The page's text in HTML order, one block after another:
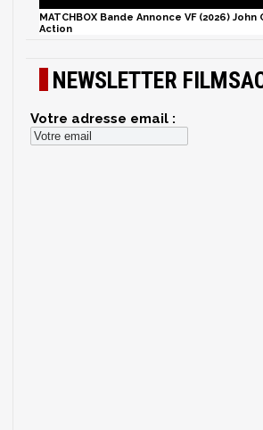
MATCHBOX Bande Annonce VF (2026) John
Action
NEWSLETTER
Votre adresse email :